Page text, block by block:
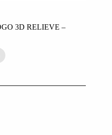
3D RELIEVE –